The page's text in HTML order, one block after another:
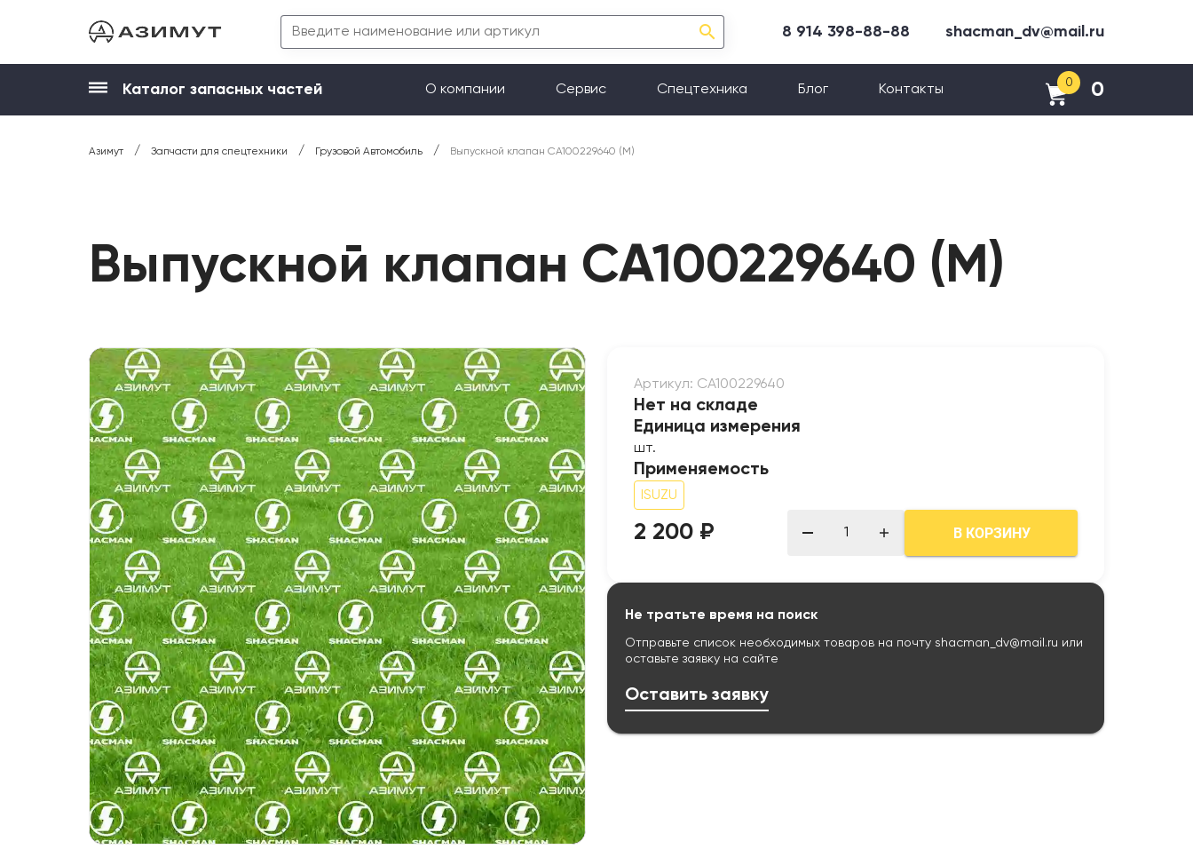
8 914 398-88-88 shacman_dv@mail.ru
Каталог запасных частей О компании Сервис Спецтехника Блог Контакты
0 0
Азимут / Запчасти для спецтехники / Грузовой Автомобиль / Выпускной клапан СА100229640 (М)
Выпускной клапан СА100229640 (М)
Артикул: СА100229640
Нет на складе
Единица измерения
шт.
Применяемость
ISUZU
2 200 ₽ В КОРЗИНУ
Не тратьте время на поиск
Отправьте список необходимых товаров на почту shacman_dv@mail.ru или
оставьте заявку на сайте
Оставить заявку